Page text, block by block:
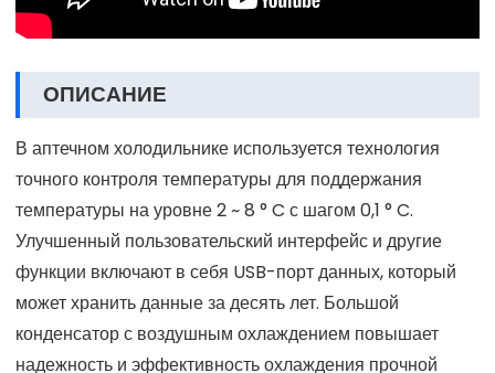
ОПИСАНИЕ
В аптечном холодильнике используется технология
точного контроля температуры для поддержания
температуры на уровне 2 ~ 8 ° C с шагом 0,1 ° C.
Улучшенный пользовательский интерфейс и другие
функции включают в себя USB-порт данных, который
может хранить данные за десять лет. Большой
конденсатор с воздушным охлаждением повышает
надежность и эффективность охлаждения прочной